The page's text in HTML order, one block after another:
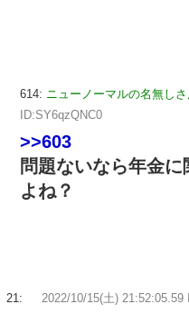
614: ニューノーマルの名無しさ
ID:SY6qzQNC0
>>603
問題ないなら年金
よね？
21: 2022/10/15(土) 21:52:05.59